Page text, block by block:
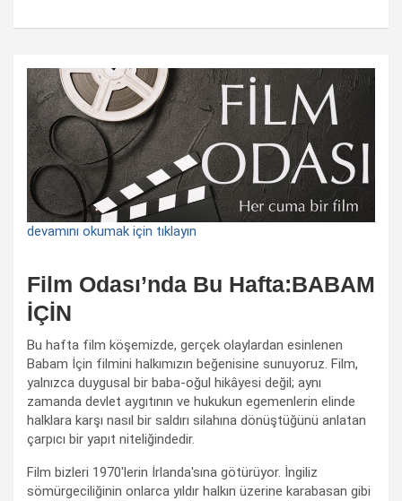
devamını okumak için tıklayın
Film Odası’nda Bu Hafta:BABAM
İÇİN
Bu hafta film köşemizde, gerçek olaylardan esinlenen
Babam İçin filmini halkımızın beğenisine sunuyoruz. Film,
yalnızca duygusal bir baba-oğul hikâyesi değil; aynı
zamanda devlet aygıtının ve hukukun egemenlerin elinde
halklara karşı nasıl bir saldırı silahına dönüştüğünü anlatan
çarpıcı bir yapıt niteliğindedir.
Film bizleri 1970'lerin İrlanda'sına götürüyor. İngiliz
sömürgeciliğinin onlarca yıldır halkın üzerine karabasan gibi